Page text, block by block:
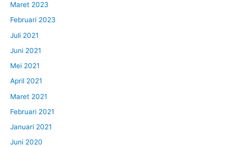
Maret 2023
Februari 2023
Juli 2021
Juni 2021
Mei 2021
April 2021
Maret 2021
Februari 2021
Januari 2021
Juni 2020